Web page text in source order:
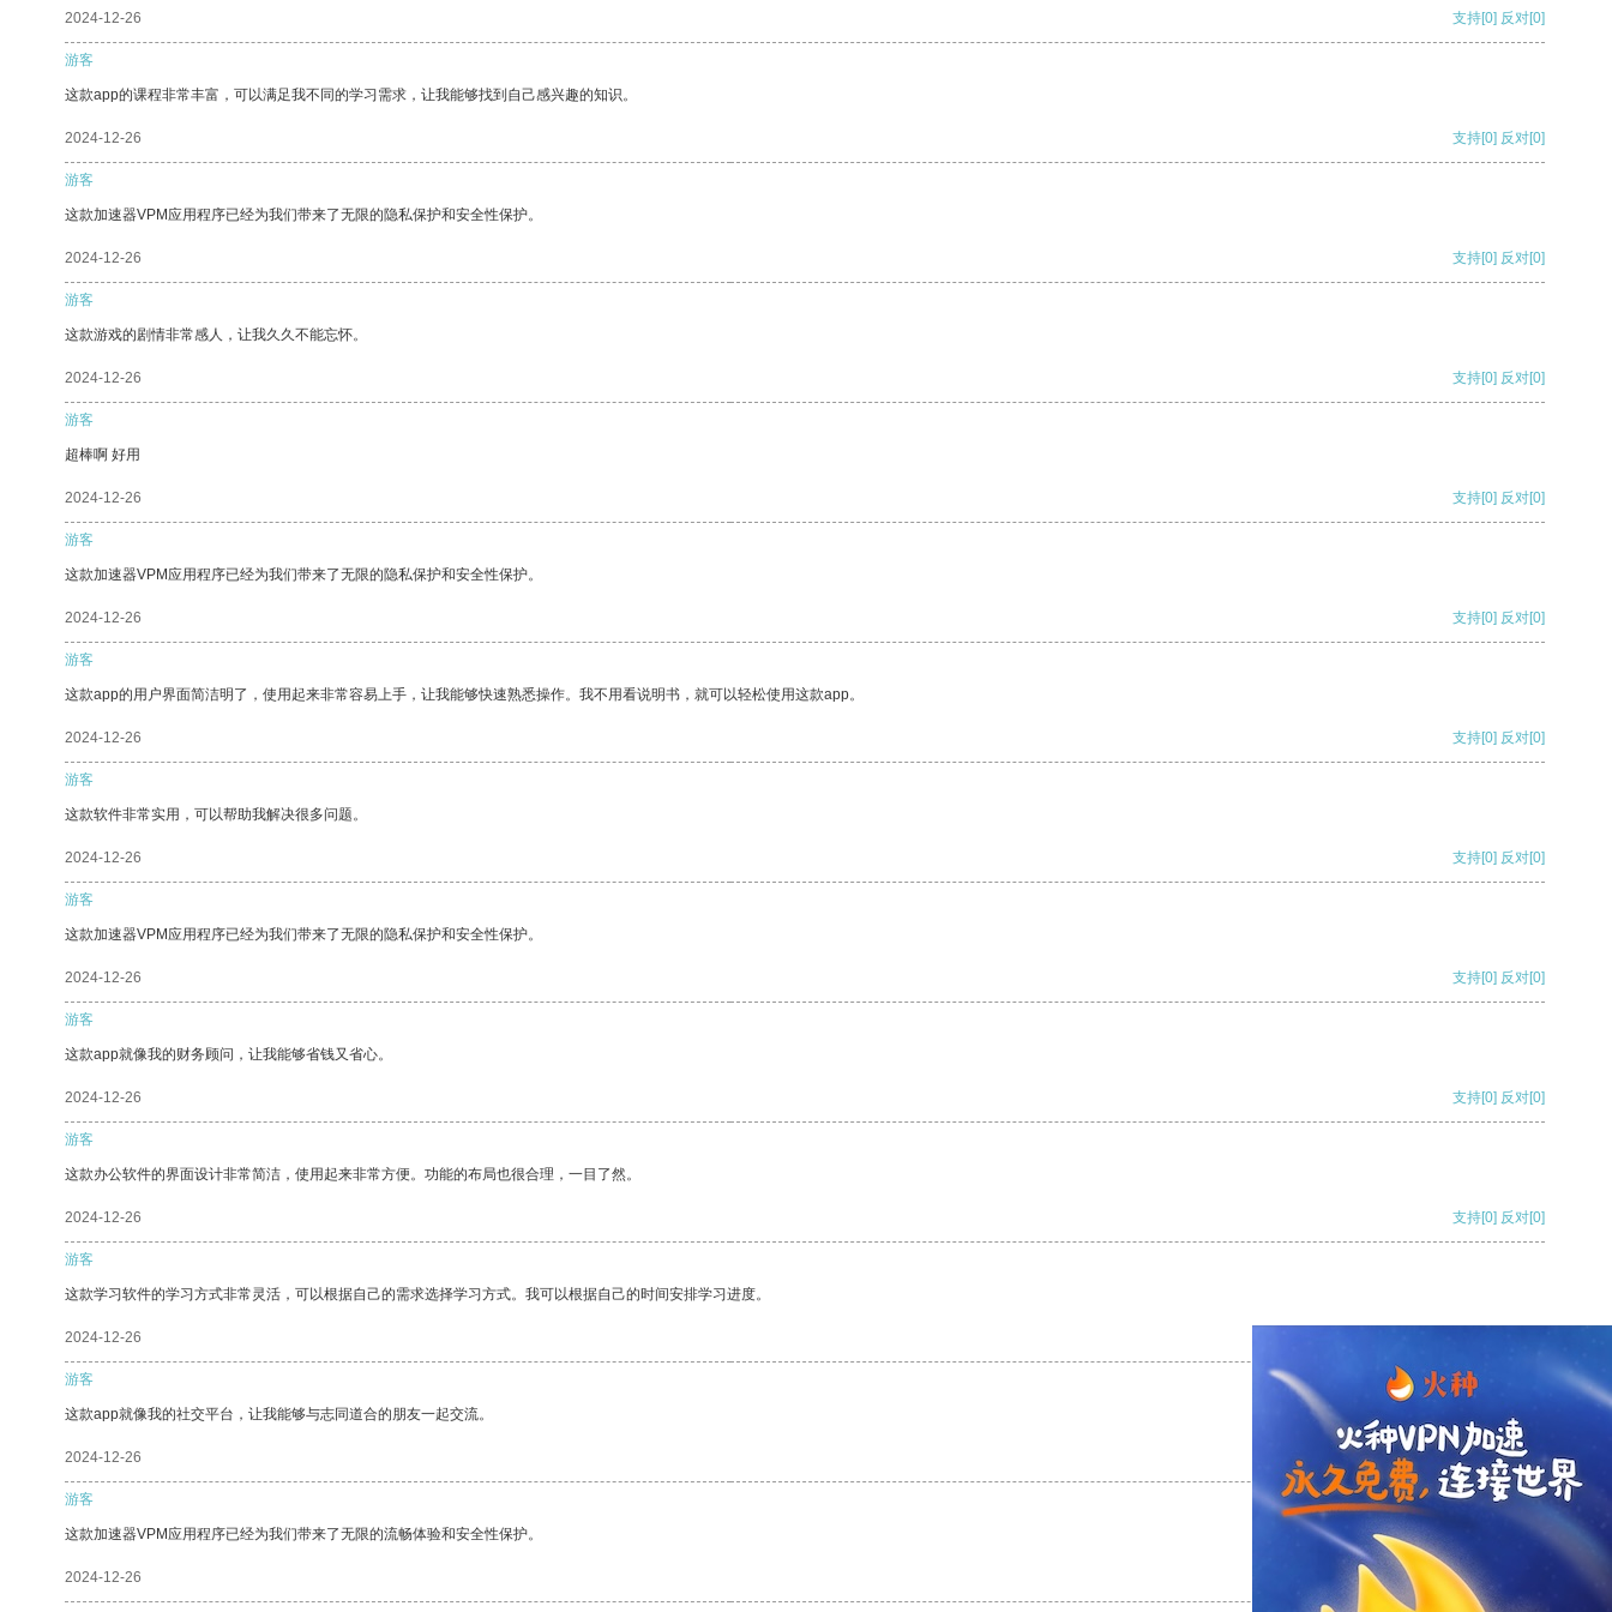
2024-12-26 支持[0] 反对[0]
游客
这款app的课程非常丰富，可以满足我不同的学习需求，让我能够找到自己感兴趣的知识。
2024-12-26 支持[0] 反对[0]
游客
这款加速器VPM应用程序已经为我们带来了无限的隐私保护和安全性保护。
2024-12-26 支持[0] 反对[0]
游客
这款游戏的剧情非常感人，让我久久不能忘怀。
2024-12-26 支持[0] 反对[0]
游客
超棒啊 好用
2024-12-26 支持[0] 反对[0]
游客
这款加速器VPM应用程序已经为我们带来了无限的隐私保护和安全性保护。
2024-12-26 支持[0] 反对[0]
游客
这款app的用户界面简洁明了，使用起来非常容易上手，让我能够快速熟悉操作。我不用看说明书，就可以轻松使用这款app。
2024-12-26 支持[0] 反对[0]
游客
这款软件非常实用，可以帮助我解决很多问题。
2024-12-26 支持[0] 反对[0]
游客
这款加速器VPM应用程序已经为我们带来了无限的隐私保护和安全性保护。
2024-12-26 支持[0] 反对[0]
游客
这款app就像我的财务顾问，让我能够省钱又省心。
2024-12-26 支持[0] 反对[0]
游客
这款办公软件的界面设计非常简洁，使用起来非常方便。功能的布局也很合理，一目了然。
2024-12-26 支持[0] 反对[0]
游客
这款学习软件的学习方式非常灵活，可以根据自己的需求选择学习方式。我可以根据自己的时间安排学习进度。
2024-12-26
游客
这款app就像我的社交平台，让我能够与志同道合的朋友一起交流。
2024-12-26 支持 [0] 反对 [0]
游客
这款加速器VPM应用程序已经为我们带来了无限的流畅体验和安全性保护。
2024-12-26 支持